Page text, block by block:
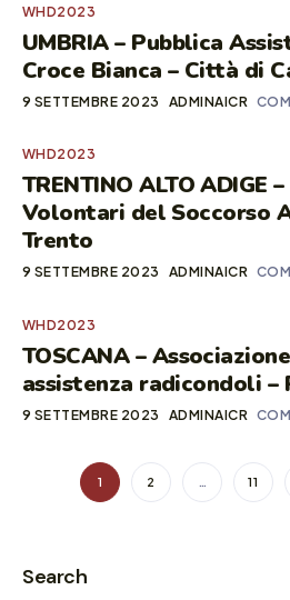
WHD2023
UMBRIA – Pubblica
Croce Bianca – Città di
9 SETTEMBRE 2023 ADMINAICR
WHD2023
TRENTINO ALTO ADIGE
Volontari del Soccorso
Trento
9 SETTEMBRE 2023 ADMINAICR
WHD2023
TOSCANA –
assistenza radicondoli –
9 SETTEMBRE 2023 ADMINAICR
1 2 11
Search